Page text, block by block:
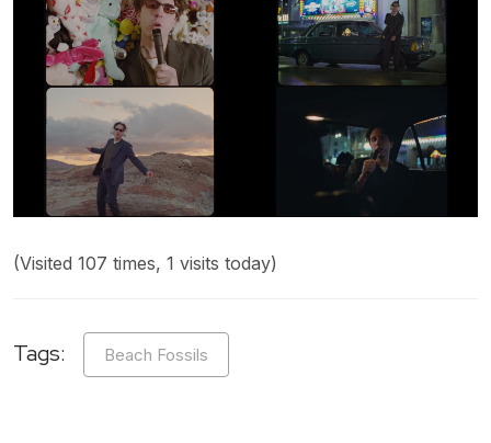
(Visited 107 times, 1 visits today)
Tags: Beach Fossils